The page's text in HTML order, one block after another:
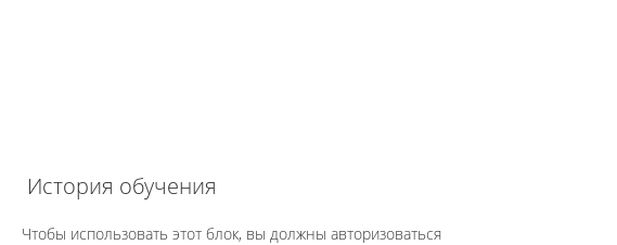
История обучения
Чтобы использовать этот блок, вы должны авторизоваться